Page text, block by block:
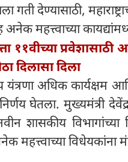
गती देण्यासाठी,
अनेक महत्त्वाच्या
११वीच्या प्रवेशासाठी
दिलासा दिला
यंत्रणा अधिक कार्यक्षम
घेतला. मुख्यमंत्री
शासकीय विभागांच्या
महत्त्वाच्या विधेयकांना